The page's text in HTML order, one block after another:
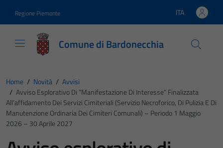
Regione Piemonte Lingua attiva:
ITA
Comune di Bardonecchia
Home / Novità / Avvisi
/ Avviso Esplorativo Di “manifestazione Di Interesse” Finalizzata
All’affidamento Dei Servizi Cimiteriali (servizio Necroforico, Di Pulizia E Di
Manutenzione Ordinaria Dei Cimiteri Comunali) – Periodo 1 Maggio
2026 – 30 Aprile 2027